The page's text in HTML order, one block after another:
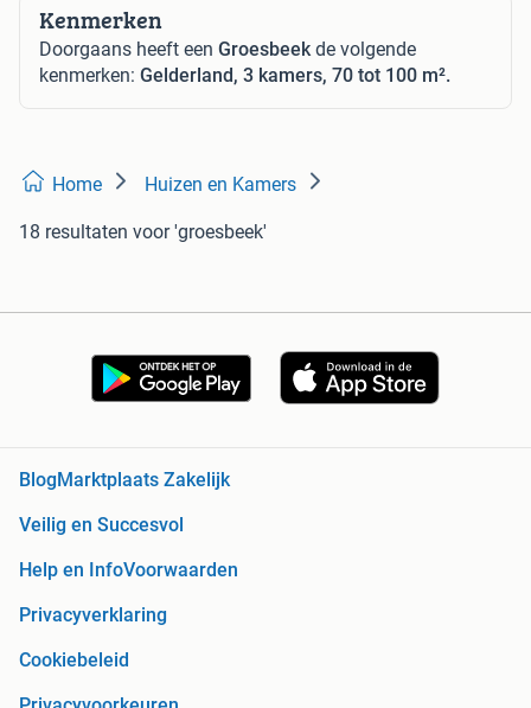
Kenmerken
Doorgaans heeft een Groesbeek de volgende
kenmerken: Gelderland, 3 kamers, 70 tot 100 m².
Home Huizen en Kamers
18 resultaten voor 'groesbeek'
BlogMarktplaats Zakelijk
Veilig en Succesvol
Help en InfoVoorwaarden
Privacyverklaring
Cookiebeleid